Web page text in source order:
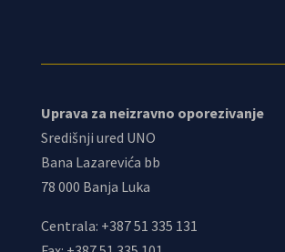
Uprava za neizravno oporezivanje
Središnji ured UNO
Bana Lazarevića bb
78 000 Banja Luka
Centrala: +387 51 335 131